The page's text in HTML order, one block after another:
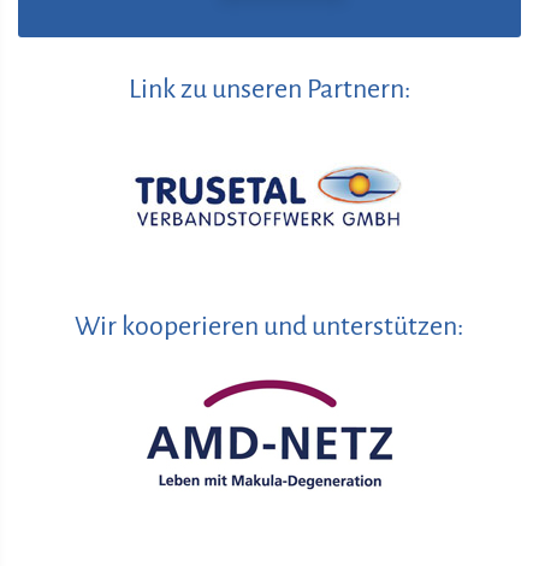
Link zu unseren Partnern:
Wir kooperieren und unterstützen: